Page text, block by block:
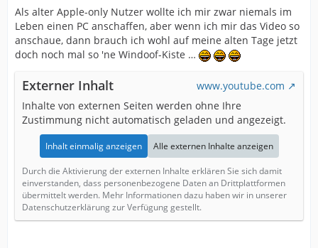
Als alter Apple-only Nutzer wollte ich mir zwar niemals im
Leben einen PC anschaffen, aber wenn ich mir das Video so
anschaue, dann brauch ich wohl auf meine alten Tage jetzt
doch noch mal so 'ne Windoof-Kiste …
Externer Inhalt
www.youtube.com
Inhalte von externen Seiten werden ohne Ihre
Zustimmung nicht automatisch geladen und angezeigt.
Inhalt einmalig anzeigen Alle externen Inhalte anzeigen
Durch die Aktivierung der externen Inhalte erklären Sie sich damit
einverstanden, dass personenbezogene Daten an Drittplattformen
übermittelt werden. Mehr Informationen dazu haben wir in unserer
Datenschutzerklärung zur Verfügung gestellt.